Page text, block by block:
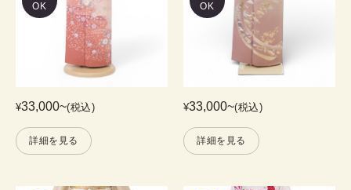
OK
¥33,000~(税込)
詳細を見る
OK
¥33,000~(税込)
詳細を見る